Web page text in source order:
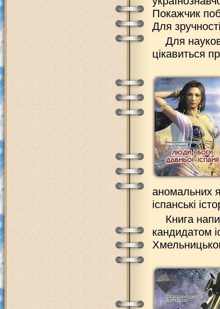
Покажчик
Для
Для
цікавиться
аномальних
іспанські
Книга
кандидатом